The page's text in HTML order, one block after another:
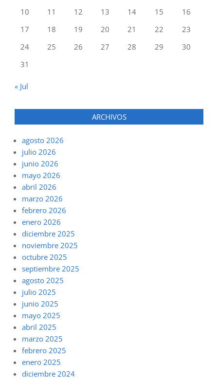
10
11 12 13 14 15
16
17
18 19 20 21 22
23
24
25 26 27 28 29
30
31
« Jul
ARCHIVOS
agosto 2026
julio 2026
junio 2026
mayo 2026
abril 2026
marzo 2026
febrero 2026
enero 2026
diciembre 2025
noviembre 2025
octubre 2025
septiembre 2025
agosto 2025
julio 2025
junio 2025
mayo 2025
abril 2025
marzo 2025
febrero 2025
enero 2025
diciembre 2024